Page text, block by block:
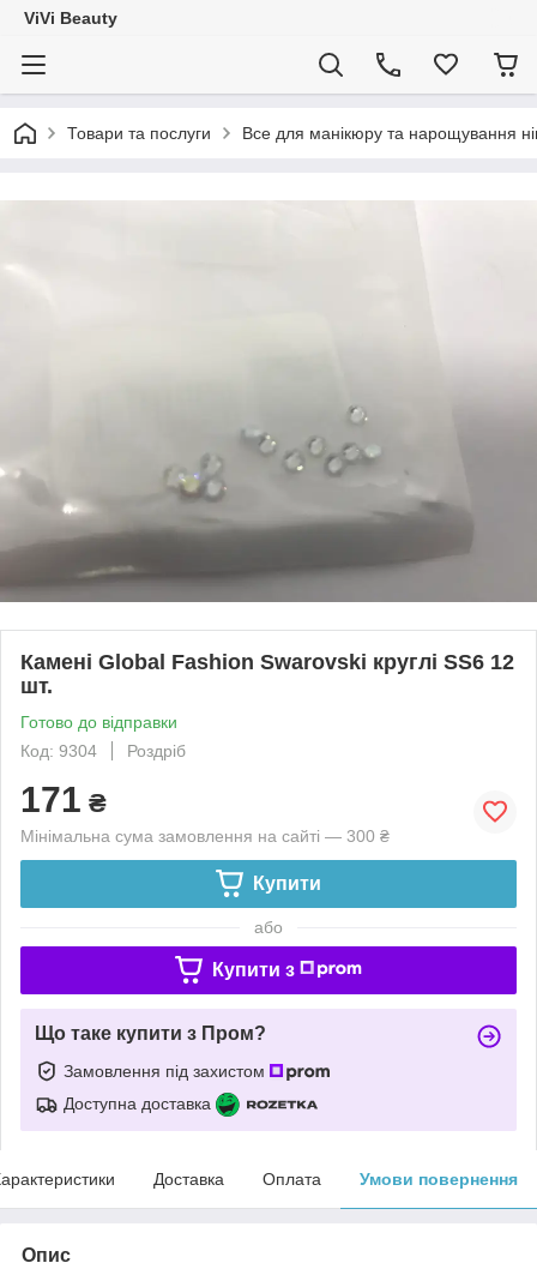
ViVi Beauty
Товари та послуги Все для манікюру та нарощування
Камені Global Fashion Swarovski круглі SS6 12
шт.
Готово до відправки
Код: 9304
Роздріб
171 ₴
Мінімальна сума замовлення на сайті — 300 ₴
Купити
або
Купити з
Що таке купити з Пром?
Замовлення під захистом
Доступна доставка
Доставка Оплата Умови повернення
Опис